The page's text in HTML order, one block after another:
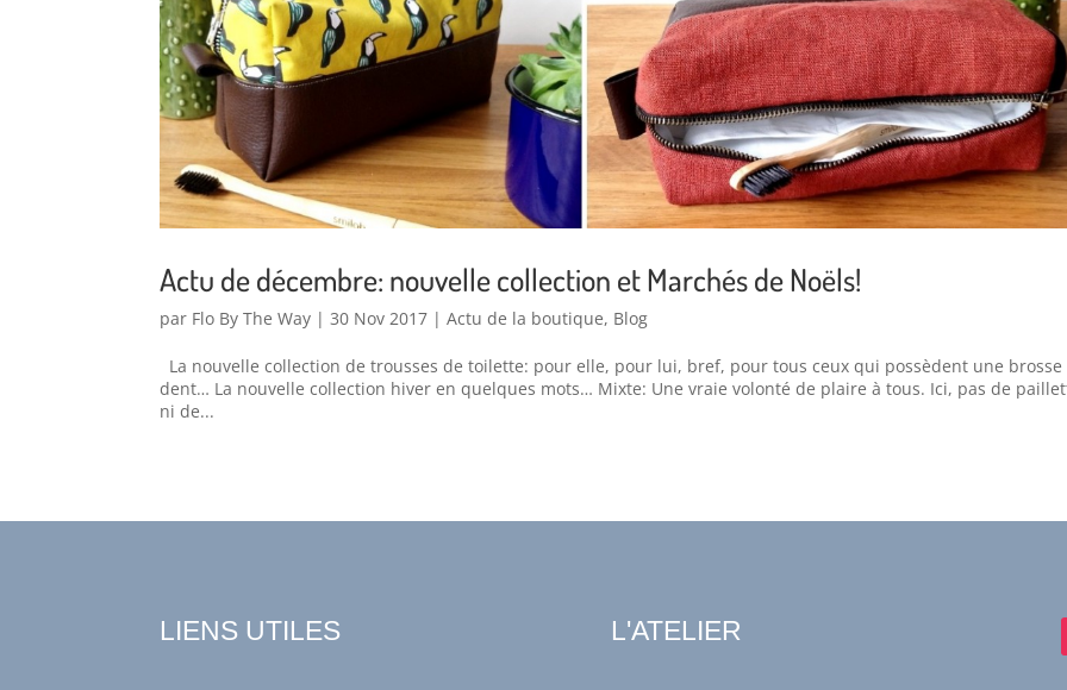
Actu de décembre: nouvelle collection et Marchés de Noëls!
par Flo By The Way |30 Nov 2017 |Actu de la boutique, Blog
La nouvelle collection de trousses de toilette: pour elle, pour lui, bref, pour tous ceux qui possèdent une brosse
dent… La nouvelle collection hiver en quelques mots… Mixte: Une vraie volonté de plaire à tous. Ici, pas de
ni de...
LIENS UTILES L'ATELIER